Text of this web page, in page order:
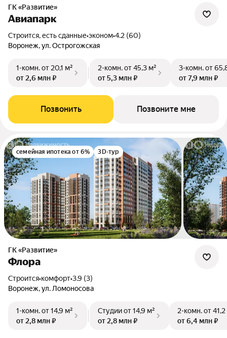
ГК «Развитие»
Авиапарк
Строится, есть сданные•эконом•4.2 (60)
Воронеж, ул. Острогожская
1-комн.от 20,1 м²
от 2,6 млн ₽
2-комн.от 45,3 м²
от 5,3 млн ₽
3-комн.от
от 7,9 млн ₽
Позвонить Позвоните мне
семейная ипотека от 6% 3D-тур
ГК «Развитие»
Флора
Строится•комфорт•3.9 (3)
Воронеж, ул. Ломоносова
1-комн.от 14,9 м²
от 2,8 млн ₽
Студииот 14,9 м²
от 2,8 млн ₽
2-комн.от
от 6,4 млн ₽